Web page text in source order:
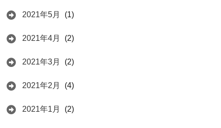
2021年5月 (1)
2021年4月 (2)
2021年3月 (2)
2021年2月 (4)
2021年1月 (2)